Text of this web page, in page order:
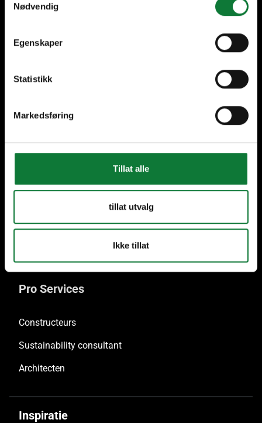
Nødvendig
Egenskaper
Statistikk
Markedsføring
Tillat alle
tillat utvalg
Ikke tillat
Partners in elke fase van
Schuifsystemen
Gevels
Pro Services
Constructeurs
Sustainability consultant
Architecten
Inspiratie